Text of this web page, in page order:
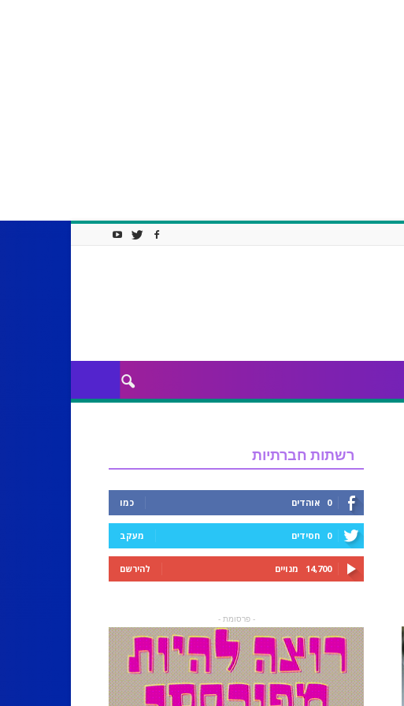
רשתות חברתיות
0 אוהדים כמו
0 חסידים מעקב
14,700 מנויים להירשם
- פרסומת -